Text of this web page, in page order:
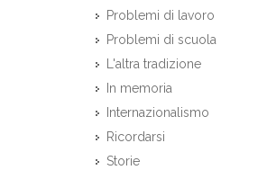
Problemi di lavoro
Problemi di scuola
L'altra tradizione
In memoria
Internazionalismo
Ricordarsi
Storie